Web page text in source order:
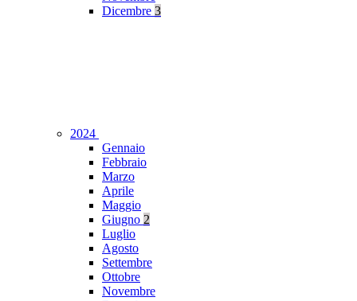
Dicembre 3
2024
Gennaio
Febbraio
Marzo
Aprile
Maggio
Giugno 2
Luglio
Agosto
Settembre
Ottobre
Novembre